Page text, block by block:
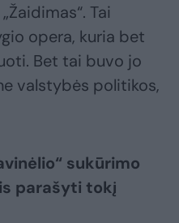
Tai
opera, kuria bet
Bet tai buvo jo
valstybės politikos,
sukūrimo
parašyti tokį